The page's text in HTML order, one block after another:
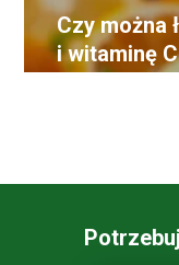
Czy można
i witaminę